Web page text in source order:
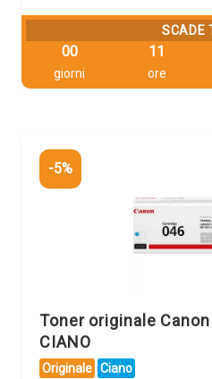
SCADE
00
giorni
11
ore
-5%
Toner originale
CIANO
Originale Ciano